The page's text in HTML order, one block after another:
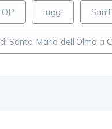
ruggi
Santa Maria dell’Olmo a